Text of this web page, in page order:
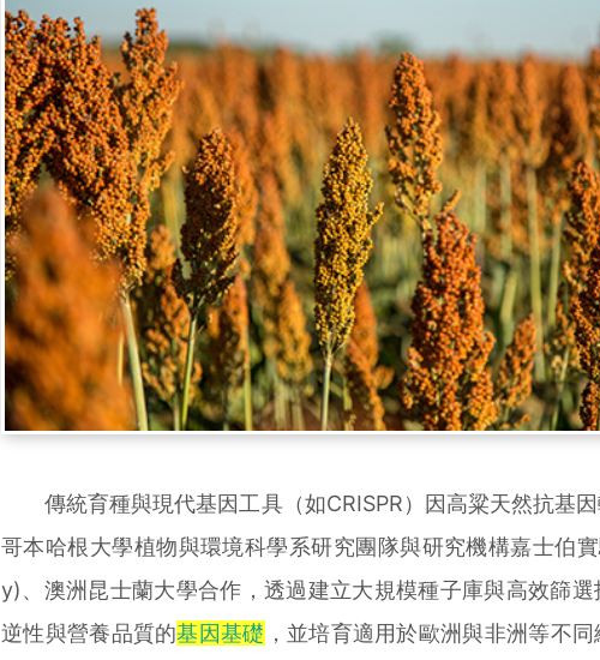
傳統育種與現代基因工具（如CRISPR）因高粱天然抗基因
哥本哈根大學植物與環境科學系研究團隊與研究機構嘉士伯
y)、澳洲昆士蘭大學合作，透過建立大規模種子庫與高效篩
逆性與營養品質的基因基礎 ，並培育適用於歐洲與非洲等不